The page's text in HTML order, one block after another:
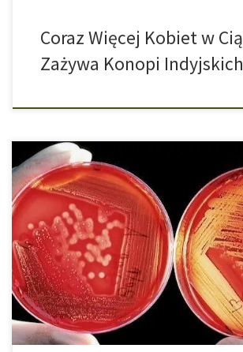
Coraz Więcej Kobiet w
Zażywa Konopi Indyjskich
Naukowcy odkryli, że aktywny składnik
skuteczny w walce z wieloopornymi zarazkami.
myszach dają nadzieję, że konopie indyjskie
bronią w walce z superbakteriami. Jak donosi
naukowcy zbadali pięć związków konopi
właściwości antybiotykowych i stwierdzili, że